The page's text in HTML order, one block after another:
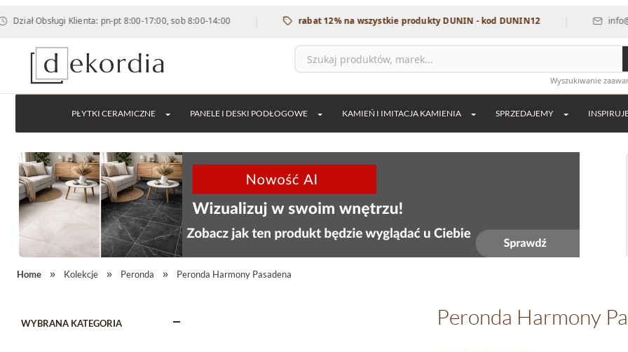
Obsługi Klienta: pn-pt 8:00-17:00, sob 8:00-14:00 | rabat 12% na wszystkie produkty DUNIN - kod DUNIN12 |
Wyszukiwanie
PŁYTKI CERAMICZNE PANELE I DESKI PODŁOGOWE KAMIEŃ I IMITACJA KAMIENIA SPRZEDAJEMY
Home Kolekcje Peronda Peronda Harmony Pasadena
WYBRANA KATEGORIA Peronda Harmony